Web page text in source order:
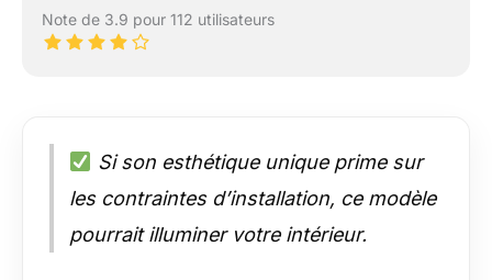
Note de 3.9 pour 112 utilisateurs
Si son esthétique unique prime sur
les contraintes d’installation, ce modèle
pourrait illuminer votre intérieur.